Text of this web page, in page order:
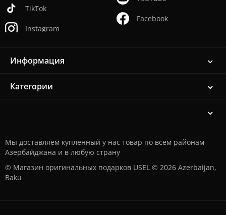
TikTok
Instagram
Facebook
Информация
Категории
Мы доставляем купленный у нас товар по всем районам
Азербайджана и в любую страну
© Магазин оригинальных подарков USEL © 2026 Azerbaijan,
Baku